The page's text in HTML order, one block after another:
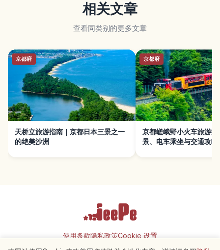
相关文章
查看同类别的更多文章
京都府
天桥立旅游指南｜京都日本三景之一
的绝美沙洲
京都府
京都嵯峨野小火车旅游指
景、电车乘坐与交通攻略
使用条款隐私政策Cookie 设置